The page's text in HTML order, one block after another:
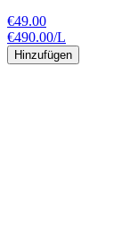
€49.00
€490.00/L
Hinzufügen